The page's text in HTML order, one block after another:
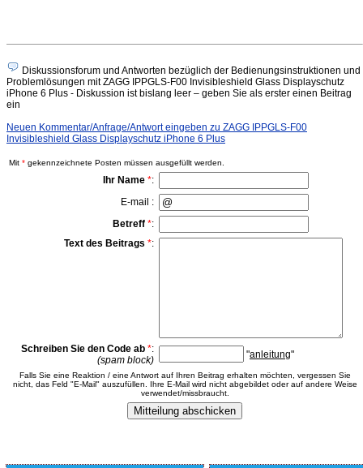
Diskussionsforum und Antworten bezüglich der Bedienungsinstruktionen und
Problemlösungen mit ZAGG IPPGLS-F00 Invisibleshield Glass Displayschutz
iPhone 6 Plus - Diskussion ist bislang leer – geben Sie als erster einen Beitrag
ein
Neuen Kommentar/Anfrage/Antwort eingeben zu ZAGG IPPGLS-F00
Invisibleshield Glass Displayschutz iPhone 6 Plus
Mit * gekennzeichnete Posten müssen ausgefüllt werden.
Ihr Name *:
E-mail :
Betreff *:
Text des Beitrags *:
Schreiben Sie den Code ab *:
(spam block)
"anleitung"
Falls Sie eine Reaktion / eine Antwort auf Ihren Beitrag erhalten möchten, vergessen Sie
nicht, das Feld "E-Mail" auszufüllen. Ihre E-Mail wird nicht abgebildet oder auf andere Weise
verwendet/missbraucht.